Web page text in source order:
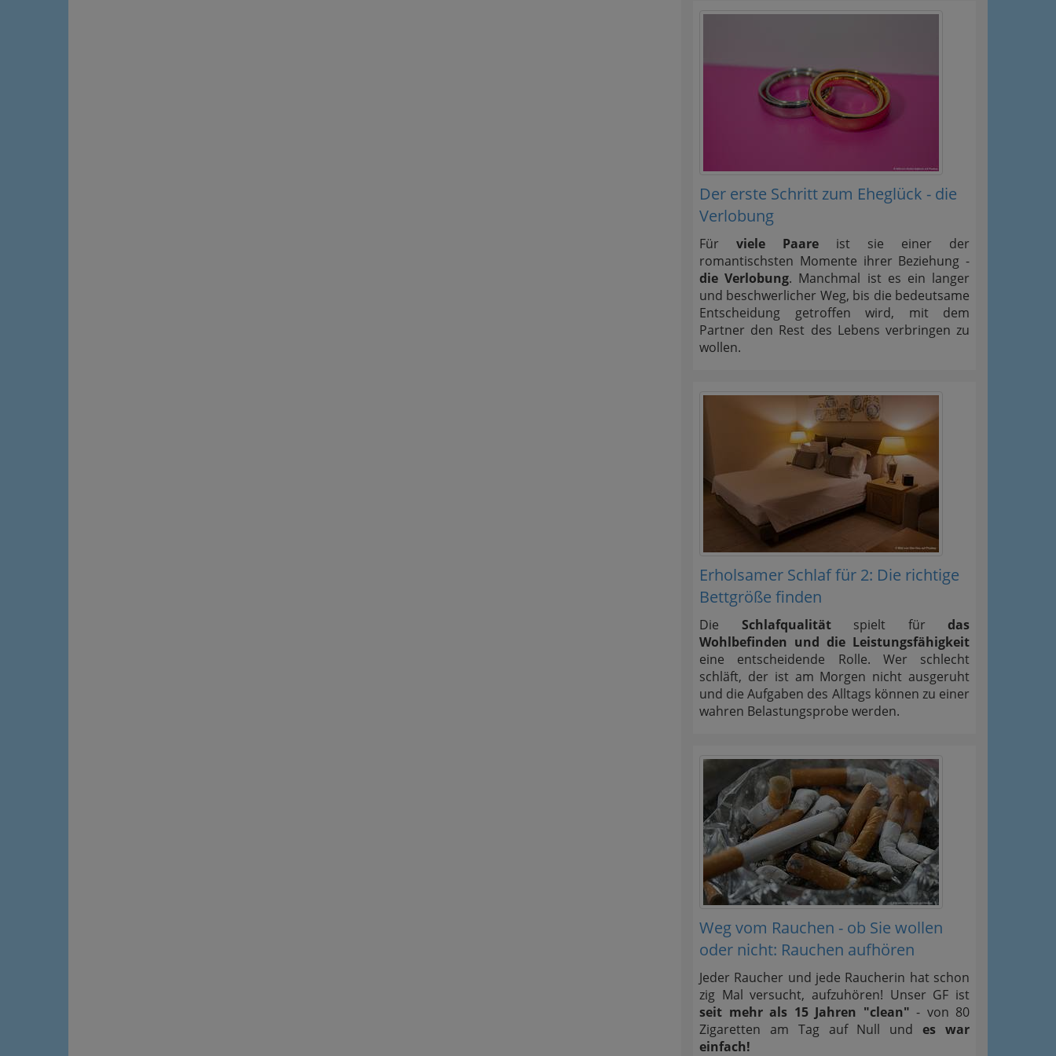
Der erste Schritt zum Eheglück - die
Verlobung
Für viele Paare ist sie einer der
romantischsten Momente ihrer Beziehung -
die Verlobung. Manchmal ist es ein langer
und beschwerlicher Weg, bis die bedeutsame
Entscheidung getroffen wird, mit dem
Partner den Rest des Lebens verbringen zu
wollen.
Erholsamer Schlaf für 2: Die richtige
Bettgröße finden
Die Schlafqualitätspielt für das
Wohlbefinden und die Leistungsfähigkeit
eine entscheidende Rolle. Wer schlecht
schläft, der ist am Morgen nicht ausgeruht
und die Aufgaben des Alltags können zu einer
wahren Belastungsprobe werden.
Weg vom Rauchen - ob Sie wollen
oder nicht: Rauchen aufhören
Jeder Raucher und jede Raucherin hat schon
zig Mal versucht, aufzuhören! Unser GF ist
seit mehr als 15 Jahren "clean" - von 80
Zigaretten am Tag auf Null undes war
einfach!